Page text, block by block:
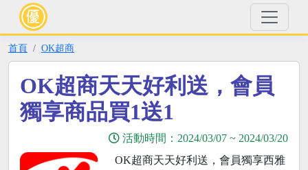
首頁 OK超商
OK超商天天好利送，會員
獨享商品買1送1
活動時間： 2024/03/07 ~ 2024/03/20
OK超商天天好利送，會員獨享西雅